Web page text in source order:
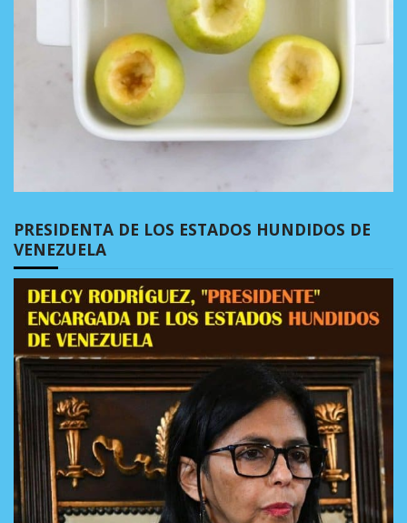
PRESIDENTA DE LOS ESTADOS HUNDIDOS DE
VENEZUELA